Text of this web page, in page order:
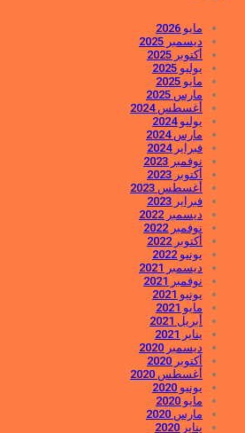
مايو 2026
ديسمبر 2025
أكتوبر 2025
يوليو 2025
مايو 2025
مارس 2025
أغسطس 2024
يوليو 2024
مارس 2024
فبراير 2024
نوفمبر 2023
أكتوبر 2023
أغسطس 2023
فبراير 2023
ديسمبر 2022
نوفمبر 2022
أكتوبر 2022
يونيو 2022
ديسمبر 2021
نوفمبر 2021
يونيو 2021
مايو 2021
أبريل 2021
يناير 2021
ديسمبر 2020
أكتوبر 2020
أغسطس 2020
يونيو 2020
مايو 2020
مارس 2020
يناير 2020